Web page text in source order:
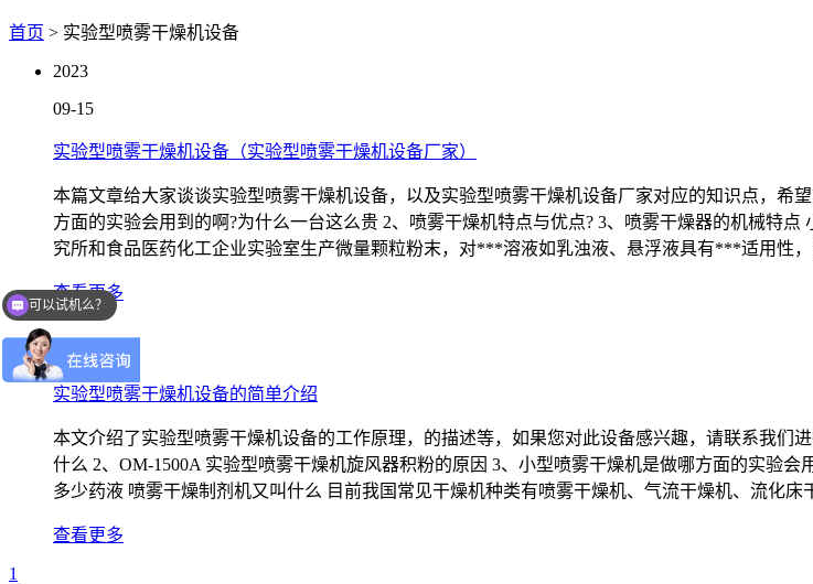
首页 > 实验型喷雾干燥机设备
2023
09-15
实验型喷雾干燥机设备（实验型喷雾干燥机设备厂家）
本篇文章给大家谈谈实验型喷雾干燥机设备，以及实验型喷雾干燥机设备厂家对应的知识点，希
方面的实验会用到的啊?为什么一台这么贵 2、喷雾干燥机特点与优点? 3、喷雾干燥器的机械特
究所和食品医药化工企业实验室生产微量颗粒粉末，对***溶液如乳浊液、悬浮液具有***适用性
查看更多
2023
08-18
实验型喷雾干燥机设备的简单介绍
本文介绍了实验型喷雾干燥机设备的工作原理，的描述等，如果您对此设备感兴趣，请联系我们
什么 2、OM-1500A 实验型喷雾干燥机旋风器积粉的原因 3、小型喷雾干燥机是做哪方面的实验
多少药液 喷雾干燥制剂机又叫什么 目前我国常见干燥机种类有喷雾干燥机、气流干燥机、流化
查看更多
1
可以试机么？
可以发一下资料报价吗